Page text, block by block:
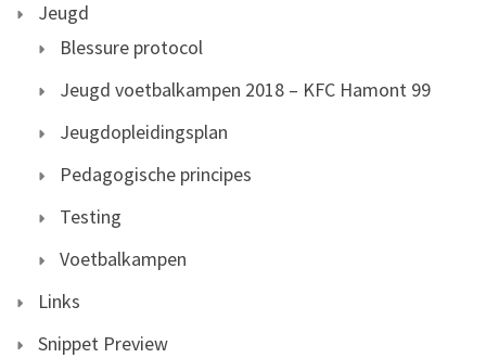
Jeugd
Blessure protocol
Jeugd voetbalkampen 2018 – KFC Hamont 99
Jeugdopleidingsplan
Pedagogische principes
Testing
Voetbalkampen
Links
Snippet Preview